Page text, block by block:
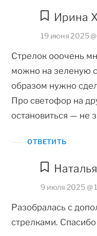
Ирина
19 июня 2025
Стрелок ооочень
можно на зеленую
образом нужно
Про светофор на
остановиться — не
ОТВЕТИТЬ
9 июля 2025 @
Разобралась с
стрелками. Спасибо